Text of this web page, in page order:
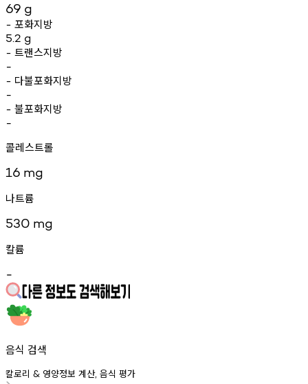
69 g
- 포화지방
5.2 g
- 트랜스지방
-
- 다불포화지방
-
- 불포화지방
-
콜레스트롤
16 mg
나트륨
530 mg
칼륨
-
음식 검색
칼로리 & 영양정보 계산, 음식 평가